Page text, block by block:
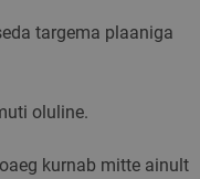
targema plaaniga
oluline.
kurnab mitte ainult